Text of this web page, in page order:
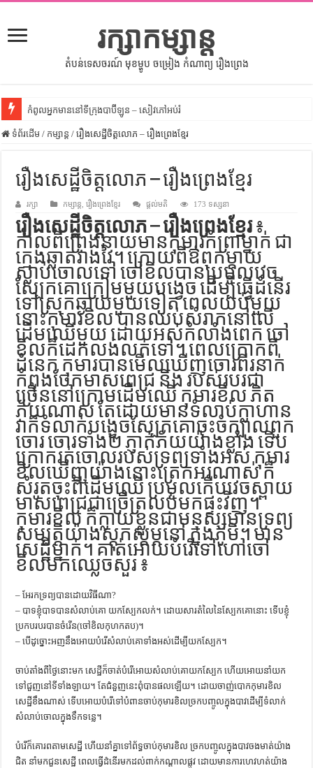
រក្សាកម្សាន្ត
តំបន់ទេសចរណ៍ មុខម្ហូប ចម្រៀង កំណាព្យ រឿងព្រេង
កំពូលអ្នកមាននៅទីក្រុងបាប៊ីឡូន – សៀវភៅអប់រំ
សីលធម៌នៅក្នុងសង្គមខ្មែរ – សៀវភៅចំណេះដឹងទូទៅ
ទំលៀមទម្លាប់ប្រពៃណីជនជាតិចិន – សៀវភៅចំណេះដឹងទូទៅ
ដើមកំណើតអង្គរ – សៀវភៅចំណេះដឹងទូទៅ
ដើមកំណើតជនជាតិខ្មែរ – អត្ថបទស្រាវជ្រាវ
ទំនាក់ទំនងកម្ពុជានិងចិន – សៀវភៅចំណេះដឹងទូទៅ
ព្រះបាទធម្មិក – សៀវភៅចំណេះដឹងទូទៅ
រដ្ឋបាល និង រដ្ឋបាលវិមជ្ឈការ – អត្ថបទស្រាវជ្រាវ
ការស្វែងយល់អំពី ល្ខោនខោល – សៀវភៅចំណេះដឹងទូទៅ
ទំព័រដើម / កម្សាន្ត / រឿងសេដ្ឋីចិត្តលោភ – រឿងព្រេងខ្មែរ
រឿងសេដ្ឋីចិត្តលោភ – រឿងព្រេងខ្មែរ
រក្សា កម្សាន្ត ,រឿងព្រេងខ្មែរ ផ្តល់មតិ 173 ទស្សនា
រឿងសេដ្ឋីចិត្តលោភ – រឿងព្រេងខ្មែរ៖
កាល​ពីព្រេង​នាយ​មាន​កុមារ​កំព្រា​ម្នាក់ ជា​
ក្មេង​ឆ្លាត​វាង​វៃ។​ ក្រោយ​ពី​ឳពុក​ម្ដាយ​
ស្លាប់​ចោល​ទៅ ចៅ​ខិល​បាន​ប្រមូល​​វេច​
ស្បែក​គោ​ក្រៀម​មួយ​បង្វេច ដើម្បី​ធ្វើ​ដំនើរ​
ទៅ​ស្រុក​ឆ្ងាយ​មួយ​ទៀត ពេល​យប់​មួយ​
នោះ​កុមារ​ខិល​ បាន​ឈប់​សំរាក​​នៅ​លើ​
ដើម​ឈើ​មួយ ដោយ​អស់​កំលាំង​ពេក ចៅ​
ខិល​ក៏​ដេក​លង់​លក់​ទៅ​។ ពេល​ក្រោក​ពី​
ដំនេក កុមារ​បាន​​មើល​​ឃើញ​​ចោរ​ពីរ​នាក់​
កំពុង​ចែក​មាស​ពេជ្រ​ និង របស់​របរ​ជា​
ច្រើន​នៅ​ក្រោម​ដើម​ឈើ កុមារខិល ភិត​
ភ័យ​ណាស់ តែ​ដោយ​មាន​ទំលាប់​ក្លាហាន
វា​ក៏​ទំលាក់​បង្វេច​ស្បែក​គោ​ចុះ​ចំ​ក្បាល​ពួក​
ចោរ​ ចោរ​ទាំង​២ ភ្ញាក់​ភ័យ​យ៉ាង​ខ្លាំង ទើប​
ក្រោករត់​ចោល​របស់​ទ្រព្យ​ទាំង​អស់ កុមារ​
ខិល​ឃើញ​យ៉ាង​នោះ​ត្រេកអរ​ណាស់ ក៏​
សំរូត​ចុះ​ពី​ដើម​ឈើ ប្រមូល​កើប​វេចស្ពាយ​
មាស​ពេជ្រ​ជា​ច្រើ​ត្រលប់​មក​ផ្ទះ​វិញ​។
កុមារខិល​ ក៏​ក្លាយ​ខ្លួន​ជា​មនុស្ស​មាន​ទ្រព្យ​
សម្បត្ដិ​យ៉ាង​ស្ដុក​ស្ដម្ភ​នៅ​ ក្នុងភូមិ​។ មាន​
សេដ្ឋី​ម្នាក់។ គាត់​អោយ​បំរើ​ទៅ​ហៅ​ចៅ​
ខិល​មក​ឈ្លេច​សួរ ៖
– អែរកទ្រព្យបានដោយវិធីណា?
– បាទខ្ញុំបាទបានសំលាប់គោ យកស្បែកលក់។ ដោយសារតំលៃនៃស្បែកគោនោះ ទើបខ្ញុំ
ប្រកបរបរបានចំរើន(ចៅខិលកុហកតប)។
– បើដូច្នោះអញនឹងអោយបំរើសំលាប់គោទាំងអស់ដើម្បីយកស្បែក។
ចាប់តាំងពីថ្ងៃនោះមក សេដ្ឋីក៏ចាត់បំរើអោយសំលាប់គោយកស្បែក ហើយអោយនាំយក
ទៅជួញនៅទីទាំងឡាយ។ តែជំនួញនេះពុំបានផលឡើយ។ ដោយចាញ់បោកកុមារខិល
សេដ្ឋីខឹងណាស់ ទើបអោយបំរើទៅបំពានចាប់កុមារខិលច្រកបញ្ចូលក្នុងបាវដើម្បីទំលាក់
សំលាប់ចោលក្នុងទឹកទន្លេ។
បំរើក៏គោរពតាមសេដ្ឋី ហើយនាំគ្នាទៅព័ទ្ធចាប់កុមារខិល ច្រកបញ្ចូលក្នុងបាវចងមាត់យ៉ាង
ជិត នាំមកជួនសេដ្ឋី ពេលធ្វើដំនើរមកដល់ពាក់កណ្ដាលផ្លូវ ដោយមានការហេវហត់យ៉ាង